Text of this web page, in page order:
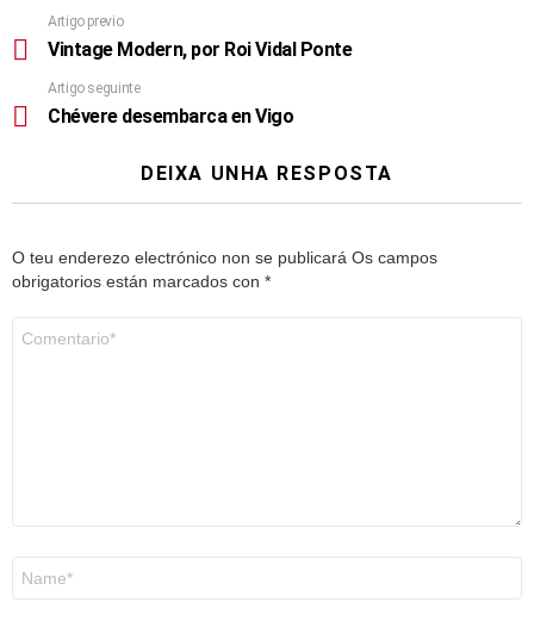
Artigo previo
Vintage Modern, por Roi Vidal Ponte
Artigo seguinte
Chévere desembarca en Vigo
DEIXA UNHA RESPOSTA
O teu enderezo electrónico non se publicará Os campos
obrigatorios están marcados con *